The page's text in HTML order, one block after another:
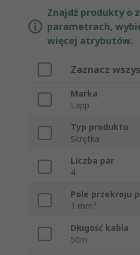
Znajdź produkty o
parametrach,
więcej atrybutów.
Zaznacz
Marka
Lapp
Typ produktu
Skrętka
Liczba par
4
Pole przekroju
1 mm²
Długość kabla
50m